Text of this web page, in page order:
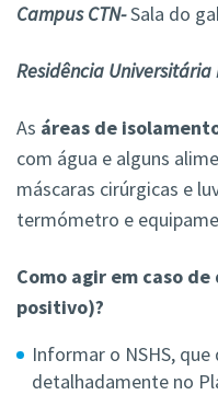
Campus CTN-Sala do
Residência
As áreas de
com água e alguns
máscaras cirúrgicas e
termómetro e
Como agir em caso
positivo)?
Informar o NSHS,
detalhadamente no